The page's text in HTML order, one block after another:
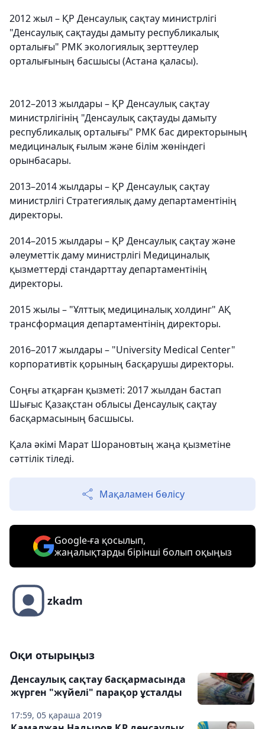
2012 жыл – ҚР Денсаулық сақтау министрлігі
"Денсаулық сақтауды дамыту республикалық
орталығы" РМК экологиялық зерттеулер
орталығының басшысы (Астана қаласы).
2012–2013 жылдары – ҚР Денсаулық сақтау
министрлігінің "Денсаулық сақтауды дамыту
республикалық орталығы" РМК бас директорының
медициналық ғылым және білім жөніндегі
орынбасары.
2013–2014 жылдары – ҚР Денсаулық сақтау
министрлігі Стратегиялық даму департаментінің
директоры.
2014–2015 жылдары – ҚР Денсаулық сақтау және
әлеуметтік даму министрлігі Медициналық
қызметтерді стандарттау департаментінің
директоры.
2015 жылы – "Ұлттық медициналық холдинг" АҚ
трансформация департаментінің директоры.
2016–2017 жылдары – "University Medical Center"
корпоративтік қорының басқарушы директоры.
Соңғы атқарған қызметі: 2017 жылдан бастап
Шығыс Қазақстан облысы Денсаулық сақтау
басқармасының басшысы.
Қала әкімі Марат Шорановтың жаңа қызметіне
сәттілік тіледі.
Мақаламен бөлісу
Google-ға қосылып,
жаңалықтарды бірінші болып оқыңыз
zkadm
Оқи отырыңыз
17:59, 05 қараша 2019
Денсаулық сақтау басқармасында
жүрген "жүйелі" парақор ұсталды